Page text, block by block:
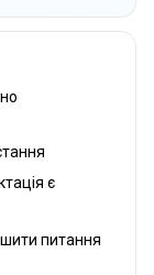
є
питання